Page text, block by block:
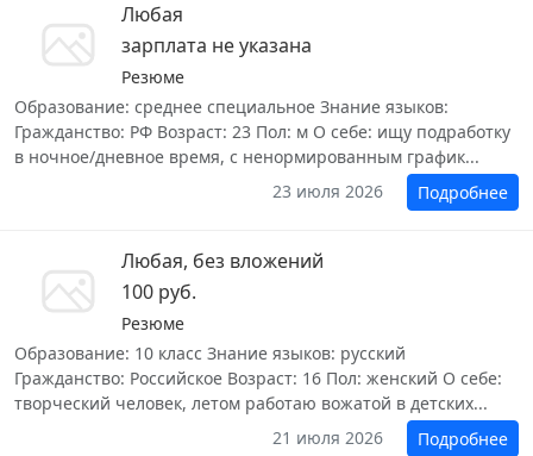
Любая
зарплата не указана
Резюме
Образование: среднее специальное Знание языков:
Гражданство: РФ Возраст: 23 Пол: м О себе: ищу подработку
в ночное/дневное время, с ненормированным график...
23 июля 2026
Подробнее
Любая, без вложений
100 руб.
Резюме
Образование: 10 класс Знание языков: русский
Гражданство: Российское Возраст: 16 Пол: женский О себе:
творческий человек, летом работаю вожатой в детских...
21 июля 2026
Подробнее